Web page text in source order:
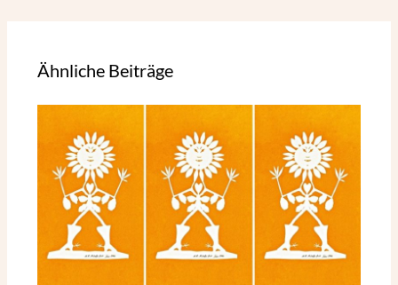
Ähnliche Beiträge